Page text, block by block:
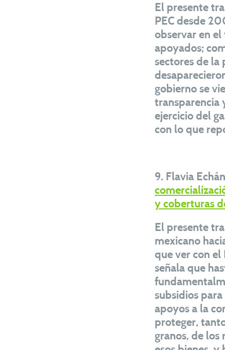
El presente
PEC desde
observar en
apoyados;
sectores de la
gobierno se
transparencia
ejercicio del
con lo que
9. Flavia
y coberturas
El presente
mexicano
que ver con el
señala que
subsidios
apoyos a la
proteger,
granos, de los